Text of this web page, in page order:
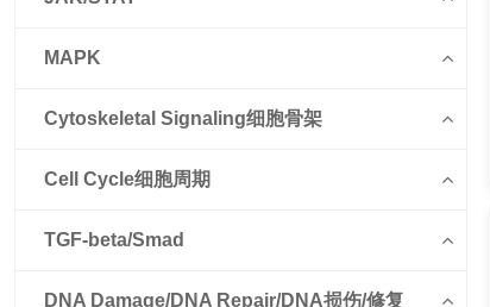
MAPK
Cytoskeletal Signaling细胞骨架
Cell Cycle细胞周期
TGF-beta/Smad
DNA Damage/DNA Repair/DNA损伤/修复